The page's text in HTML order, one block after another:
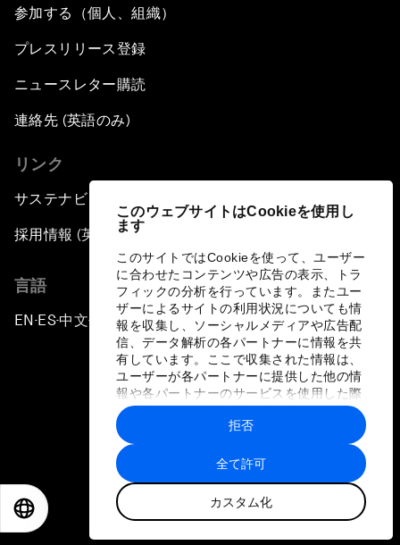
このウェブサイトはCookieを使用し
ます
このサイトではCookieを使って、ユーザー
に合わせたコンテンツや広告の表示、トラ
フィックの分析を行っています。またユー
ザーによるサイトの利用状況についても情
報を収集し、ソーシャルメディアや広告配
信、データ解析の各パートナーに情報を共
有しています。ここで収集された情報は、
ユーザーが各パートナーに提供した他の情
報や各パートナーのサービスを使用した際
に収集された情報と組み合わされ、各パー
トナーによって使用されることがありま
す。
全て許可
カスタム化
拒否
参加する（個人、組織）
プレスリリース登録
ニュースレター購読
連絡先 (英語のみ)
リンク
サステナビリティへの取り組み
採用情報 (英語のみ)
言語
EN ▪ ES▪中文▪ 日本語
プライバシーポリシーと利用規約
サイトマップ
©
世界経済フォーラム